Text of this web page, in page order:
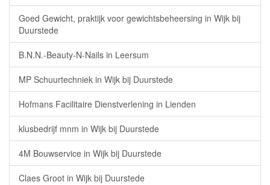
Goed Gewicht, praktijk voor gewichtsbeheersing in Wijk bij
Duurstede
B.N.N.-Beauty-N-Nails in Leersum
MP Schuurtechniek in Wijk bij Duurstede
Hofmans Facilitaire Dienstverlening in Lienden
klusbedrijf mnm in Wijk bij Duurstede
4M Bouwservice in Wijk bij Duurstede
Claes Groot in Wijk bij Duurstede